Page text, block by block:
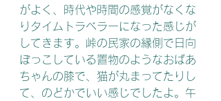
がよく、時代や時間の感覚がなくな
りタイムトラベラーになった感じが
してきます。峠の民家の縁側で日向
ぼっこしている置物のようなおばあ
ちゃんの膝で、猫が丸まってたりし
て、のどかでいい感じでしたよ。午